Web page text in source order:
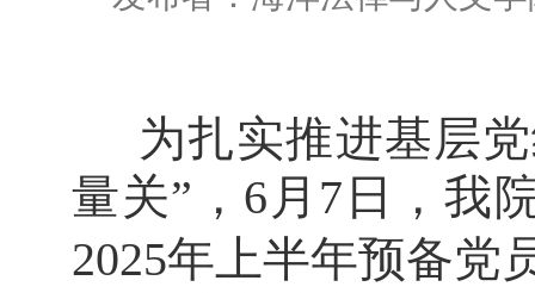
为扎实推进基层
量关”， 6 月 7 日，我
2025年上半年预备党